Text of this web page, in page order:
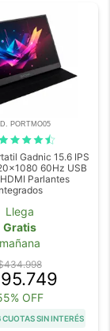
PORTMO05
Gadnic 15.6 IPS
60Hz USB
Parlantes
Llega
Gratis
mañana
OFF
CUOTAS SIN INTERÉS